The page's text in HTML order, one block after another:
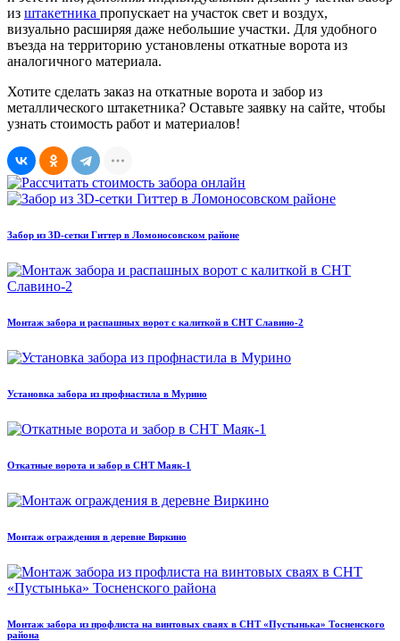
из штакетника пропускает на участок свет и воздух,
визуально расширяя даже небольшие участки. Для удобного
въезда на территорию установлены откатные ворота из
аналогичного материала.
Хотите сделать заказ на откатные ворота и забор из
металлического штакетника? Оставьте заявку на сайте, чтобы
узнать стоимость работ и материалов!
Забор из 3D-сетки Гиттер в Ломоносовском районе
Монтаж забора и распашных ворот с калиткой в СНТ Славино-2
Установка забора из профнастила в Мурино
Откатные ворота и забор в СНТ Маяк-1
Монтаж ограждения в деревне Виркино
Монтаж забора из профлиста на винтовых сваях в СНТ «Пустынька» Тосненского
района